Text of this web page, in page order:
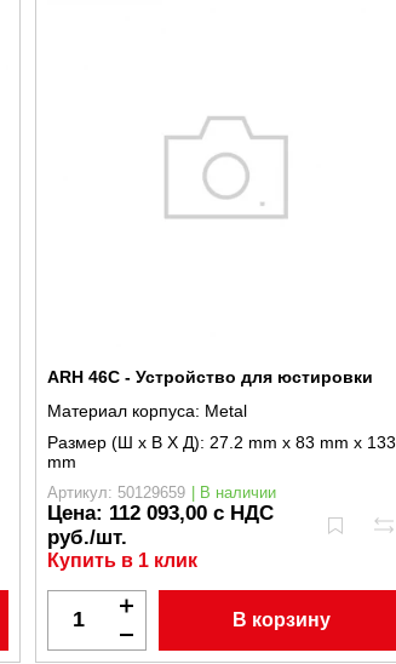
ARH 46C - Устройство для юстировки
Материал корпуса: Metal
Размер (Ш x В X Д): 27.2 mm x 83 mm x 133
mm
Артикул: 50129659 | В наличии
Цена: 112 093,00 с НДС
руб./шт.
Купить в 1 клик
В корзину